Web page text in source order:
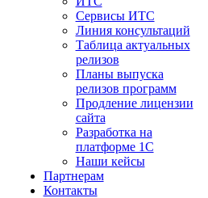
Сервисы ИТС
Линия консультаций
Таблица актуальных
релизов
Планы выпуска
релизов программ
Продление лицензии
сайта
Разработка на
платформе 1С
Наши кейсы
Партнерам
Контакты